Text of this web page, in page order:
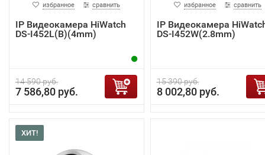
избранное сравнить
IP Видеокамера HiWatch
DS-I452L(B)(4mm)
14 590 руб.
7 586,80 руб.
избранное сравнить
IP Видеокамера
DS-I452W(2.8mm)
15 390 руб.
8 002,80 руб.
ХИТ!